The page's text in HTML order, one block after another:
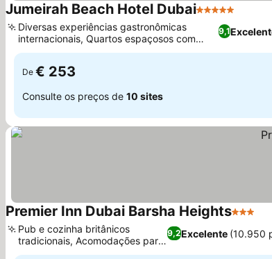
Jumeirah Beach Hotel Dubai5 Estrelas
9,1
Diversas experiências gastronômicas
internacionais, Quartos espaçosos com
janelas do chão ao teto
De € 253
Consulte os preços de 10 sites
Premier Inn Dubai Barsha Heights3
9,2Excelente (10.950
Pub e cozinha britânicos
tradicionais, Acomodações para
famílias